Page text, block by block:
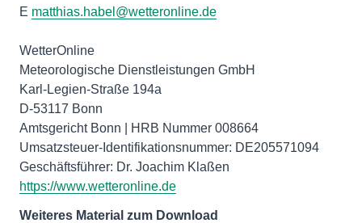
E matthias.habel@wetteronline.de
WetterOnline
Meteorologische Dienstleistungen GmbH
Karl-Legien-Straße 194a
D-53117 Bonn
Amtsgericht Bonn | HRB Nummer 008664
Umsatzsteuer-Identifikationsnummer: DE205571094
https://www.wetteronline.de
Weiteres Material zum Download